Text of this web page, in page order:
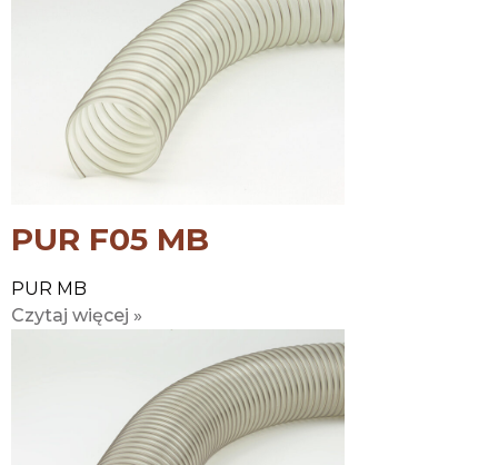
PUR F05 MB
PUR MB
Czytaj więcej »